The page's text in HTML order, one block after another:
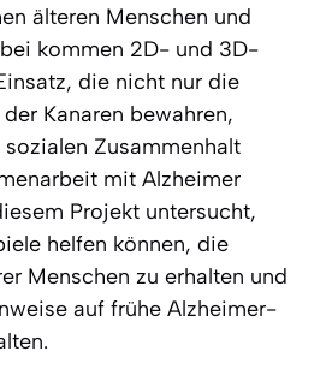
älteren Menschen und
kommen 2D- und 3D-
die nicht nur die
Kanaren bewahren,
Zusammenhalt
mit Alzheimer
Projekt untersucht,
helfen können, die
Menschen zu erhalten und
auf frühe Alzheimer-